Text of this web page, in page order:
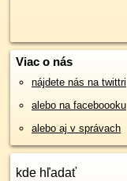
Viac o nás
nájdete nás na twittri
alebo na faceboooku
alebo aj v správach
kde hľadať